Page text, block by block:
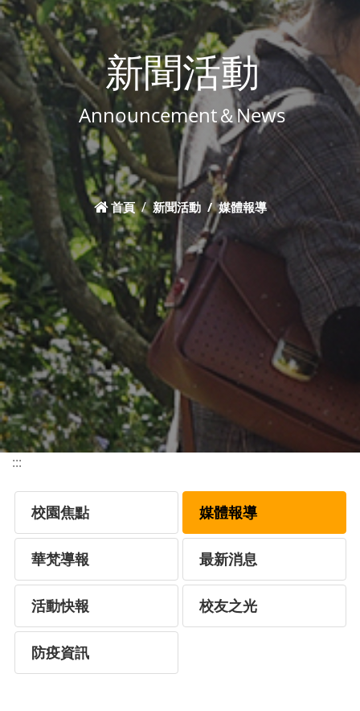
新聞活動
Announcement＆News
首頁 新聞活動 媒體報導
:::
校園焦點 媒體報導
華梵導報 最新消息
活動快報 校友之光
防疫資訊